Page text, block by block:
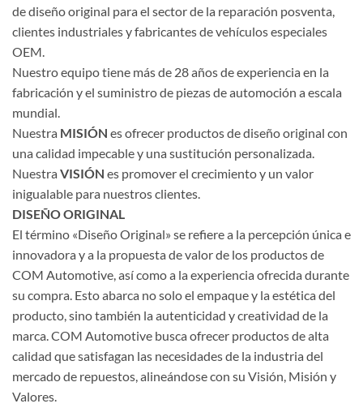
de diseño original para el sector de la reparación posventa,
clientes industriales y fabricantes de vehículos especiales
OEM.
Nuestro equipo tiene más de 28 años de experiencia en la
fabricación y el suministro de piezas de automoción a escala
mundial.
Nuestra MISIÓN es ofrecer productos de diseño original con
una calidad impecable y una sustitución personalizada.
Nuestra VISIÓN es promover el crecimiento y un valor
inigualable para nuestros clientes.
DISEÑO ORIGINAL
El término «Diseño Original» se refiere a la percepción única e
innovadora y a la propuesta de valor de los productos de
COM Automotive, así como a la experiencia ofrecida durante
su compra. Esto abarca no solo el empaque y la estética del
producto, sino también la autenticidad y creatividad de la
marca. COM Automotive busca ofrecer productos de alta
calidad que satisfagan las necesidades de la industria del
mercado de repuestos, alineándose con su Visión, Misión y
Valores.